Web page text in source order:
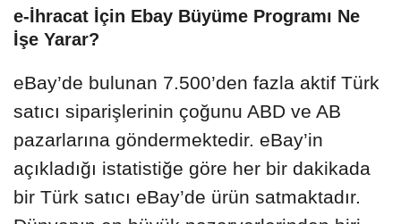
e-İhracat İçin Ebay Büyüme Programı Ne
İşe Yarar?
eBay’de bulunan 7.500’den fazla aktif Türk
satıcı siparişlerinin çoğunu ABD ve AB
pazarlarına göndermektedir. eBay’in
açıkladığı istatistiğe göre her bir dakikada
bir Türk satıcı eBay’de ürün satmaktadır.